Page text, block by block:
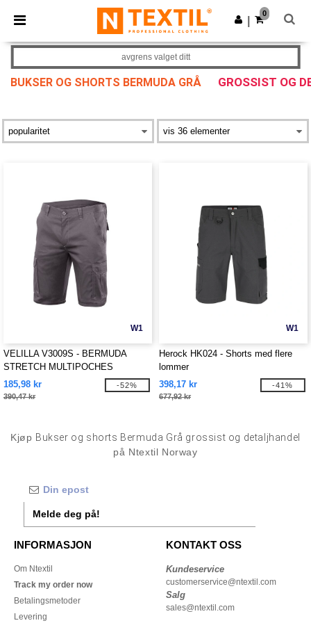
× Ntextil-app
Bedre priser i appen!
Last ned app
0
BUKSER OG SHORTS BERMUDA GRÅ GROSSIST OG
avgrens valget ditt
W1
VELILLA V3009S - BERMUDA
STRETCH MULTIPOCHES
185,98 kr
390,47 kr
-52%
W1
Herock HK024 - Shorts med flere
lommer
398,17 kr
677,92 kr
-41%
Kjøp Bukser og shorts Bermuda Grå grossist og detaljhandel
på Ntextil Norway
Melde deg på!
INFORMASJON
Om Ntextil
Track my order now
Betalingsmetoder
Levering
KONTAKT OSS
Kundeservice
customerservice@ntextil.com
Salg
sales@ntextil.com